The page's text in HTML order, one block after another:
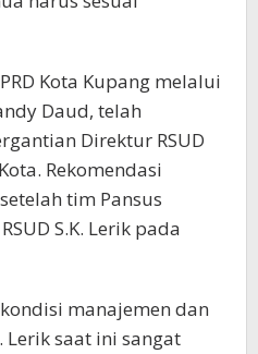
Kota Kupang melalui
Daud, telah
Direktur RSUD
Rekomendasi
tim Pansus
S.K. Lerik pada
manajemen dan
Lerik saat ini sangat